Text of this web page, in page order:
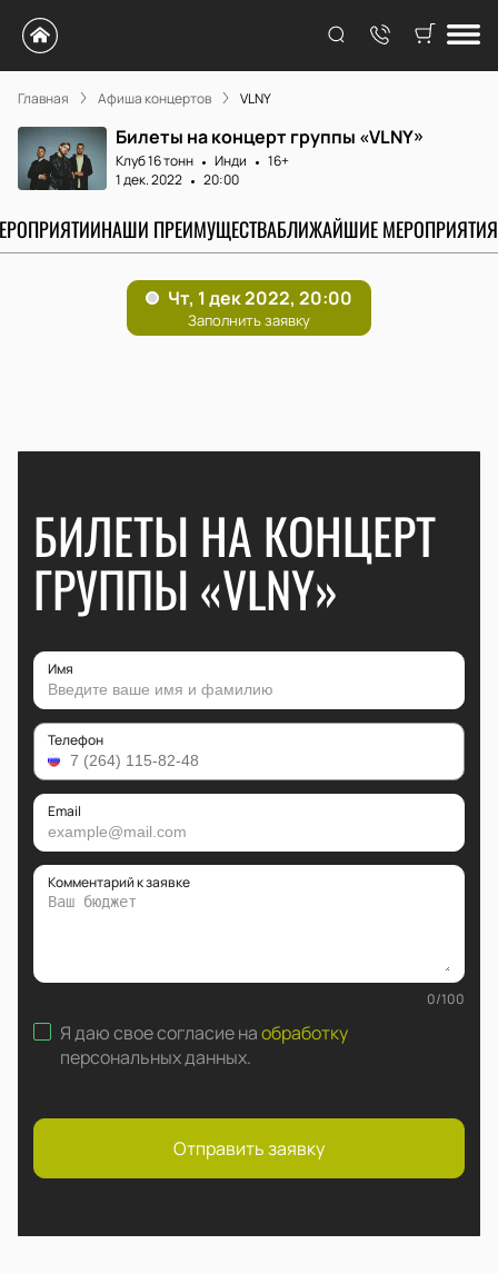
Главная Афиша концертов VLNY
Билеты на концерт группы «VLNY»
Клуб 16 тонн Инди
16+
1 дек. 2022
20:00
НАШИ ПРЕИМУЩЕСТВАБЛИЖАЙШИЕ МЕРОПРИЯТИЯ
БИЛЕТЫ НА КОНЦЕРТ
ГРУППЫ «VLNY»
Имя
Телефон
Email
Комментарий к заявке
0/100
Я даю свое согласие наобработку
персональных данных.
Отправить заявку